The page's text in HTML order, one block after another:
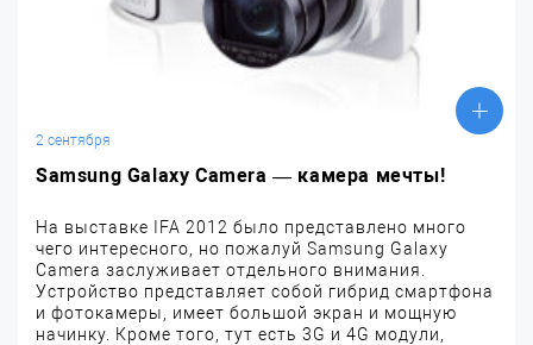
2 сентября
Samsung Galaxy Camera — камера мечты!
На выставке IFA 2012 было представлено много
чего интересного, но пожалуй Samsung Galaxy
Camera заслуживает отдельного внимания.
Устройство представляет собой гибрид смартфона
и фотокамеры, имеет большой экран и мощную
начинку. Кроме того, тут есть 3G и 4G модули,